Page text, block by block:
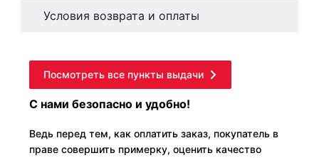
Условия возврата и оплаты
Посмотреть все пункты выдачи
С нами безопасно и удобно!
Ведь перед тем, как оплатить заказ, покупатель в
праве совершить примерку, оценить качество